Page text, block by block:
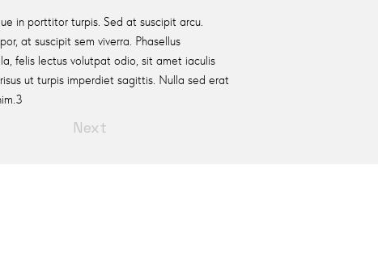
in porttitor turpis. Sed at suscipit arcu.
at suscipit sem viverra. Phasellus
felis lectus volutpat odio, sit amet iaculis
ut turpis imperdiet sagittis. Nulla sed erat
Next